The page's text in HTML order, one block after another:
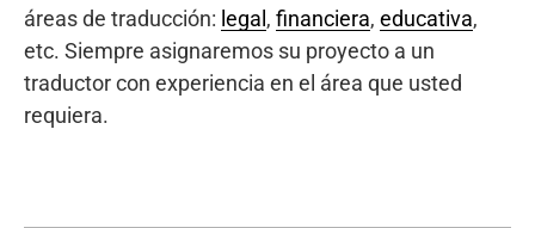
áreas de traducción: legal , financiera, educativa,
etc. Siempre asignaremos su proyecto a un
traductor con experiencia en el área que usted
requiera.